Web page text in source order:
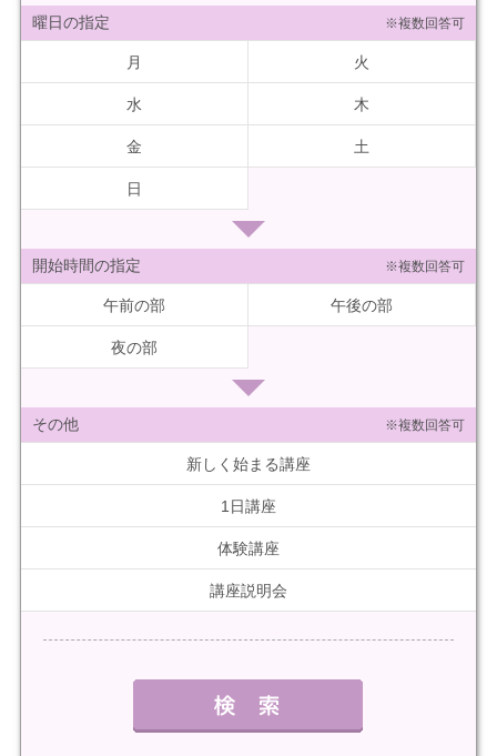
曜日の指定 ※複数回答可
月 火
水 木
金 土
日
開始時間の指定 ※複数回答可
午前の部 午後の部
夜の部
その他 ※複数回答可
新しく始まる講座
1日講座
体験講座
講座説明会